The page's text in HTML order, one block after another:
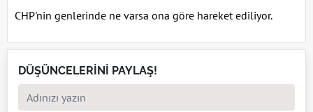
CHP'nin genlerinde ne varsa ona göre hareket ediliyor.
DÜŞÜNCELERİNİ PAYLAŞ!